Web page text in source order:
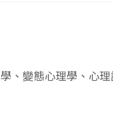
、變態心理學、心